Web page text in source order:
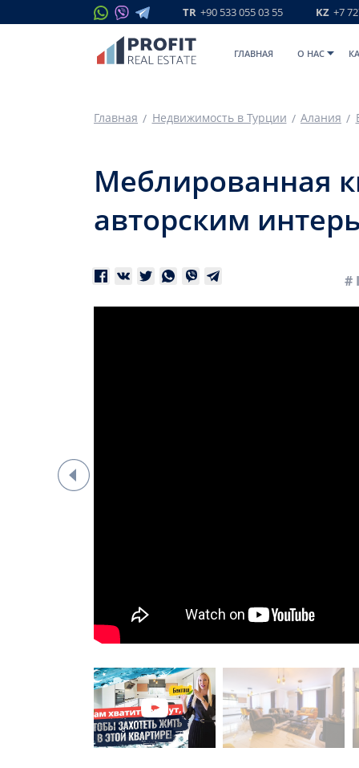
TR +90 533 055 03 55 KZ +7
ГЛАВНАЯ O НАС
Главная Недвижимость в Турции Алания
Меблированная
авторским
#